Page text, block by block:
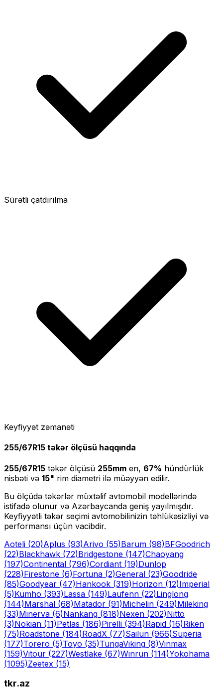
Sürətli çatdırılma
Keyfiyyət zəmanəti
255/67R15 təkər ölçüsü haqqında
255/67R15 təkər ölçüsü 255mm en, 67% hündürlük
nisbəti və 15" rim diametri ilə müəyyən edilir.
Bu ölçüdə təkərlər müxtəlif avtomobil modellərində
istifadə olunur və Azərbaycanda geniş yayılmışdır.
Keyfiyyətli təkər seçimi avtomobilinizin təhlükəsizliyi və
performansı üçün vacibdir.
Aoteli (20)Aplus (93)Arivo (55)Barum (98)BFGoodrich
(22)Blackhawk (72)Bridgestone (147)Chaoyang
(197)Continental (796)Cordiant (19)Dunlop
(228)Firestone (6)Fortuna (2)General (23)Goodride
(85)Goodyear (47)Hankook (319)Horizon (12)Imperial
(5)Kumho (393)Lassa (149)Laufenn (22)Linglong
(144)Marshal (68)Matador (91)Michelin (249)Mileking
(33)Minerva (6)Nankang (818)Nexen (202)Nitto
(3)Nokian (11)Petlas (186)Pirelli (394)Rapid (16)Riken
(75)Roadstone (184)RoadX (77)Sailun (966)Superia
(177)Torero (5)Toyo (35)TungaViking (8)Vinmax
(159)Vitour (227)Westlake (67)Winrun (114)Yokohama
(1095)Zeetex (15)
tkr.az